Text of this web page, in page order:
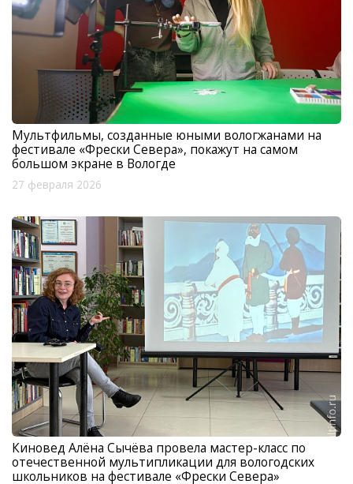
Мультфильмы, созданные юными вологжанами на
фестивале «Фрески Севера», покажут на самом
большом экране в Вологде
27 февраля 2026
Киновед Алёна Сычёва провела мастер-класс по
отечественной мультипликации для вологодских
школьников на фестивале «Фрески Севера»